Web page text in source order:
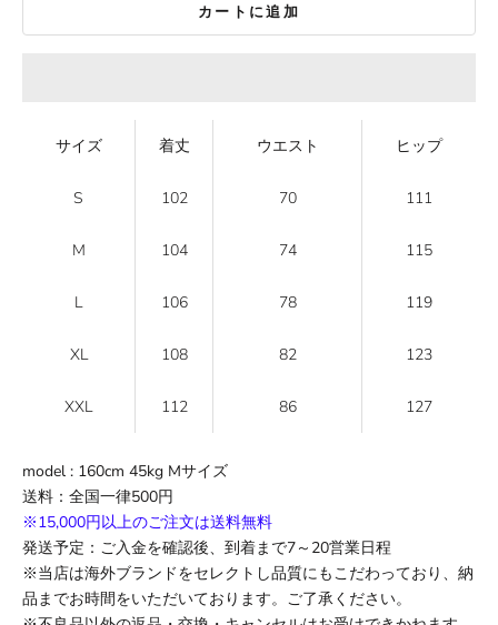
カートに追加
サイズ 着丈 ウエスト ヒップ
S 102 70 111
M 104 74 115
L 106 78 119
XL 108 82 123
XXL 112 86 127
model : 160cm 45kg Mサイズ
送料 ：全国一律500円
※15,000円以上のご注文は送料無料
発送予定：ご入金を確認後、到着まで7～ 20営業日程
※当店は海外ブランドをセレクトし品質にもこだわっており、納
品までお時間をいただいております。ご了承ください。